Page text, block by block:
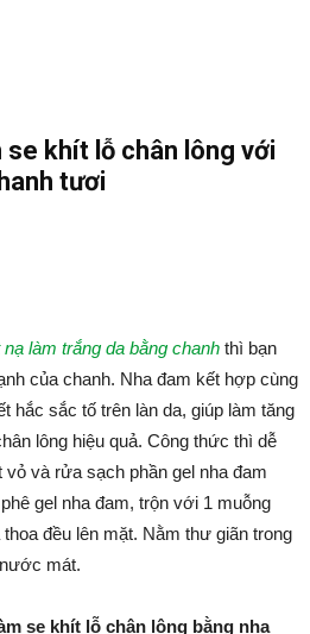
se khít lỗ chân lông với
tươi
nạ làm trắng da bằng chanh thì bạn
của chanh. Nha đam kết hợp cùng
hắc sắc tố trên làn da, giúp làm tăng
lông hiệu quả. Công thức thì dễ
và rửa sạch phần gel nha đam
gel nha đam, trộn với 1 muỗng
đều lên mặt. Nằm thư giãn trong
mát.
se khít lỗ chân lông bằng nha